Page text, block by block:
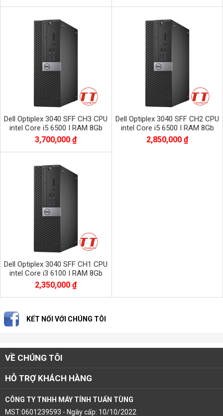
Dell Optiplex 3040 SFF CH3 CPU
intel Core i5 6500 I RAM 8Gb
PC3L I SSD 128Gb+HDD500Gb
3,700,000 ₫
Dell Optiplex 3040 SFF CH2 CPU
intel Core i5 6500 I RAM 8Gb
PC3L I SSD 256Gb
2,850,000 ₫
Dell Optiplex 3040 SFF CH1 CPU
intel Core i3 6100 I RAM 8Gb
PC3L I SSD 128Gb
2,350,000 ₫
KẾT NỐI VỚI CHÚNG TÔI
VỀ CHÚNG TÔI
HỖ TRỢ KHÁCH HÀNG
CÔNG TY TNHH MÁY TÍNH TUẤN TÙNG
MST:0601239593 - Ngày cấp: 10/10/2022